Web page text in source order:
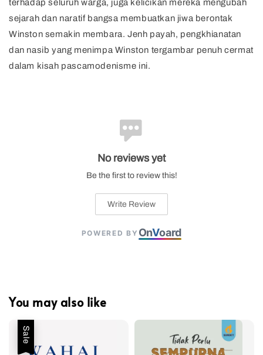
terhadap seluruh warga, juga kelicikan mereka mengubah
sejarah dan naratif bangsa membuatkan jiwa berontak
Winston semakin membara. Jenh payah, pengkhianatan
dan nasib yang menimpa Winston tergambar penuh cermat
dalam kisah pascamodenisme ini.
No reviews yet
Be the first to review this!
Write Review
POWERED BY OnVoard
You may also like
Sale